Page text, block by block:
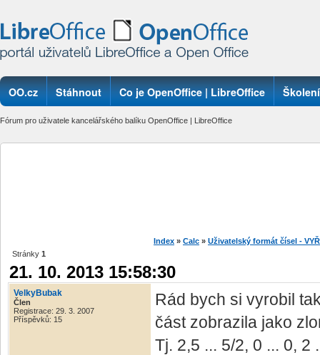
OO.cz Stáhnout Co je OpenOffice | LibreOffice Školení
Fórum pro uživatele kancelářského balíku OpenOffice | LibreOffice
Index » Calc » Uživatelský formát čísel -
Stránky 1
21. 10. 2013 15:58:30
VelkyBubak
Člen
Registrace: 29. 3. 2007
Příspěvků: 15
Rád bych si vyrobil
část zobrazila jako
Tj. 2,5 ... 5/2, 0 ... 0, 2